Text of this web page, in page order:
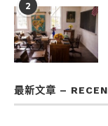
2
最新文章 –